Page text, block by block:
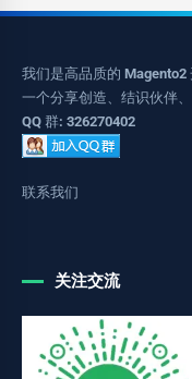
我们是高品质的
一个分享创造、结识伙伴
QQ 群: 326270402
联系我们
关注交流